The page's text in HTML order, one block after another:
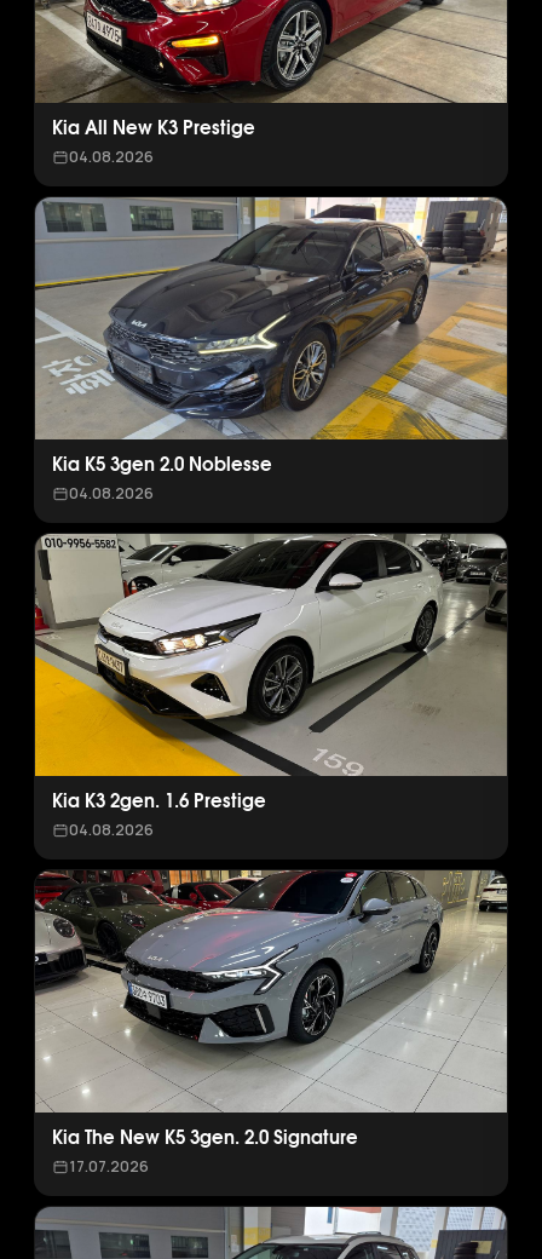
Kia All New K3 Prestige
04.08.2026
Kia K5 3gen 2.0 Noblesse
04.08.2026
Kia K3 2gen. 1.6 Prestige
04.08.2026
Kia The New K5 3gen. 2.0 Signature
17.07.2026